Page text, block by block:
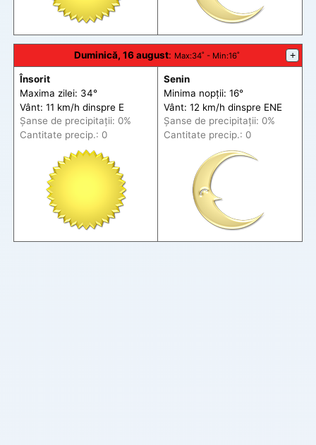
Duminică, 16 august: Max:34˚ - Min:16˚ +
Însorit
Maxima zilei: 34°
Vânt: 11 km/h dinspre E
Șanse de precipitații: 0%
Cantitate precip.: 0
Senin
Minima nopții: 16°
Vânt: 12 km/h dinspre ENE
Șanse de precipitații: 0%
Cantitate precip.: 0